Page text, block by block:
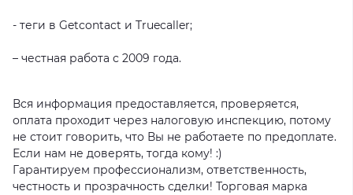
- теги в Getcontact и Truecaller;
– честная работа с 2009 года.
Вся информация предоставляется, проверяется,
оплата проходит через налоговую инспекцию, потому
не стоит говорить, что Вы не работаете по предоплате.
Если нам не доверять, тогда кому! :)
Гарантируем профессионализм, ответственность,
честность и прозрачность сделки! Торговая марка